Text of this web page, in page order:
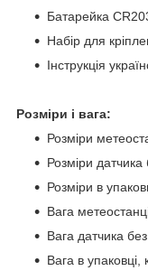
Батарейка
Набір для
Інструкція
Розміри і вага:
Розміри
Розміри
Розміри в
Вага
Вага датчика
Вага в упаковці,